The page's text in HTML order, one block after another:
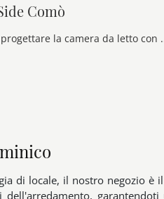
Comò
Vuoi progettare la camera da letto
di locale, il nostro negozio è